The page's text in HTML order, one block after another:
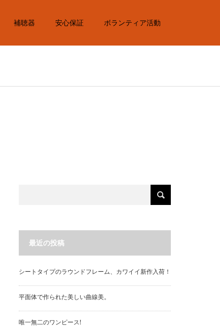
補聴器 安心保証 ボランティア活動
最近の投稿
シートタイプのラウンドフレーム、カワイイ新作入荷！
平面体で作られた美しい曲線美。
唯一無二のワンピース!